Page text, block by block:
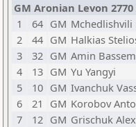
GM Aronian Levon 2770
1
64 GM Mchedlishvili
2
44 GM Halkias
3
32 GM Amin Bassem
4
13 GM Yu Yangyi
5
10 GM Ivanchuk
6
21 GM Korobov
7
12 GM Grischuk